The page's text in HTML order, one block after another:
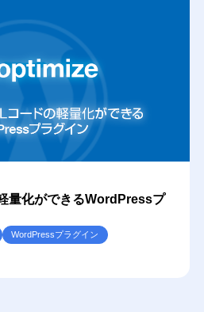
量化ができるWordPressプ
WordPressプラグイン